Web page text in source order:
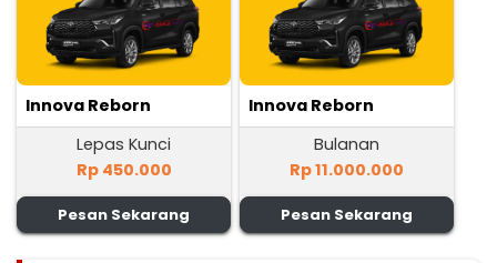
Innova Reborn
Lepas Kunci
Rp 450.000
Pesan Sekarang
Innova Reborn
Bulanan
Rp 11.000.000
Pesan Sekarang